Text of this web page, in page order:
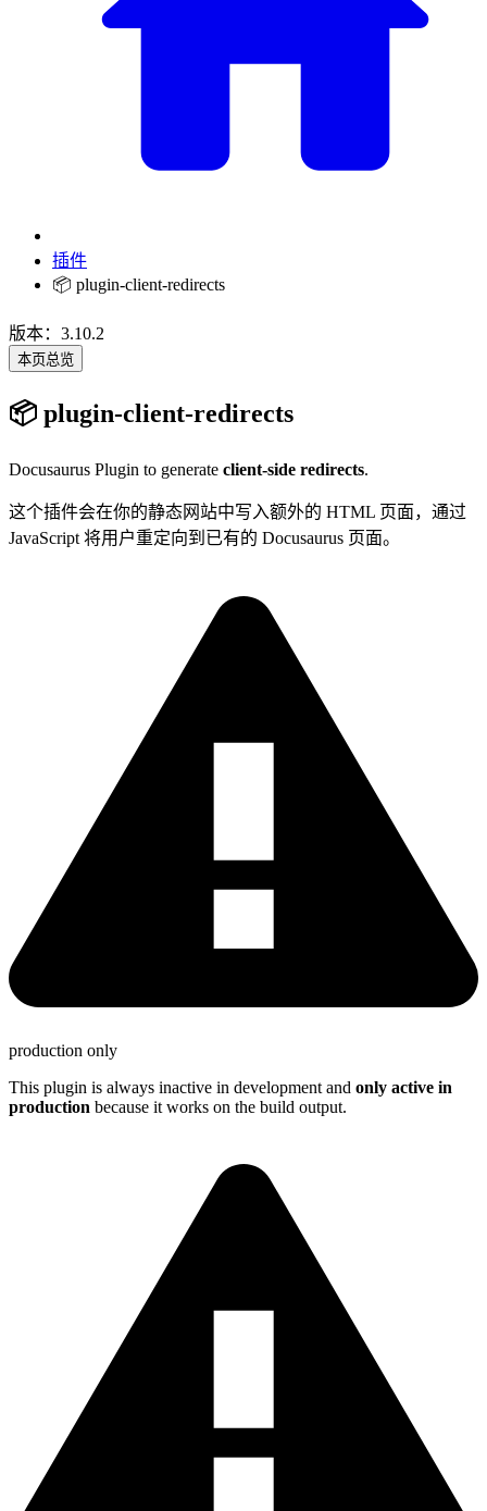
插件
📦 plugin-client-redirects
版本：3.10.2
本页总览
📦 plugin-client-redirects
Docusaurus Plugin to generate client-side redirects.
这个插件会在你的静态网站中写入额外的 HTML 页面，通过
JavaScript 将用户重定向到已有的 Docusaurus 页面。
production only
This plugin is always inactive in development and only active in
production because it works on the build output.